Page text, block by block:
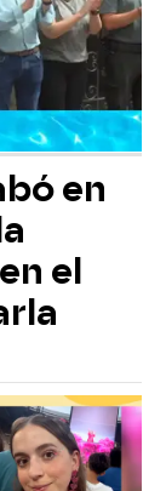
en
el